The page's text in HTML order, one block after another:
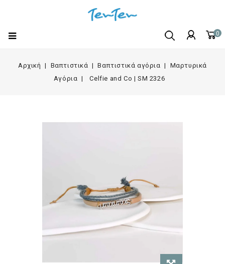
0
Αρχική Βαπτιστικά Βαπτιστικά αγόρια
Μαρτυρικά
Αγόρια
Celfie and Co | SM 2326